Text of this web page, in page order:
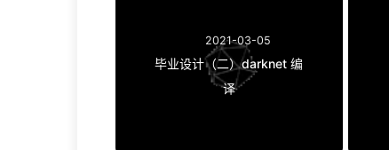
2021-03-05
毕业设计（二）darknet 编
译